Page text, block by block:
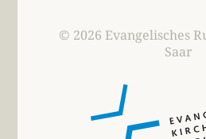
© 2026 Evangelisches
Saar